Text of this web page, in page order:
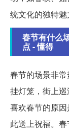
统文化的独特魅
春节有什么
点 - 懂得
春节的场景非常
挂灯笼，街上
喜欢春节的原
此送上祝福。